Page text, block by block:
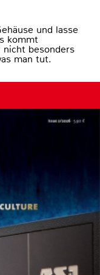
und lasse
kommt
nicht besonders
man tut.